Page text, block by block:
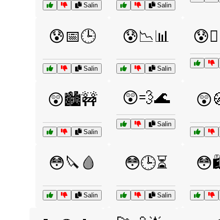
Salin Salin
😰📅🕒
Salin
😰📉📊
Salin
😲🏙️🚧
Salin
😲💨🌊
Salin
😳🔪🩸
Salin
😳🕒⏳
Salin